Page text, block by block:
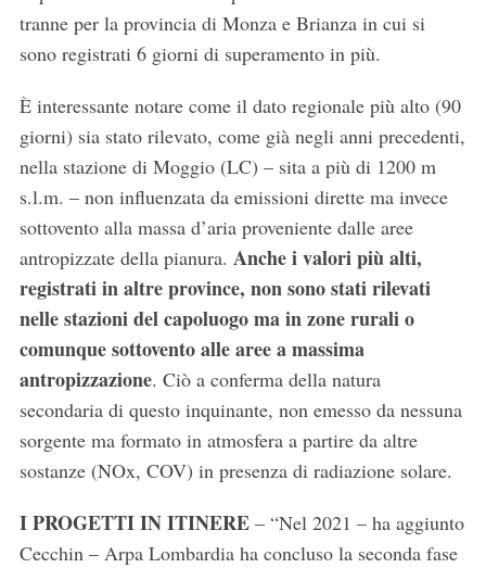
tranne per la provincia di Monza e Brianza in cui si
sono registrati 6 giorni di superamento in più.
È interessante notare come il dato regionale più alto (90
giorni) sia stato rilevato, come già negli anni precedenti,
nella stazione di Moggio (LC) – sita a più di 1200 m
s.l.m. – non influenzata da emissioni dirette ma invece
sottovento alla massa d’aria proveniente dalle aree
antropizzate della pianura. Anche i valori più alti,
registrati in altre province, non sono stati rilevati
nelle stazioni del capoluogo ma in zone rurali o
comunque sottovento alle aree a massima
antropizzazione. Ciò a conferma della natura
secondaria di questo inquinante, non emesso da nessuna
sorgente ma formato in atmosfera a partire da altre
sostanze (NOx, COV) in presenza di radiazione solare.
I PROGETTI IN ITINERE– “Nel 2021 – ha aggiunto
Cecchin – Arpa Lombardia ha concluso la seconda fase
e
r
c
h
o
r
: